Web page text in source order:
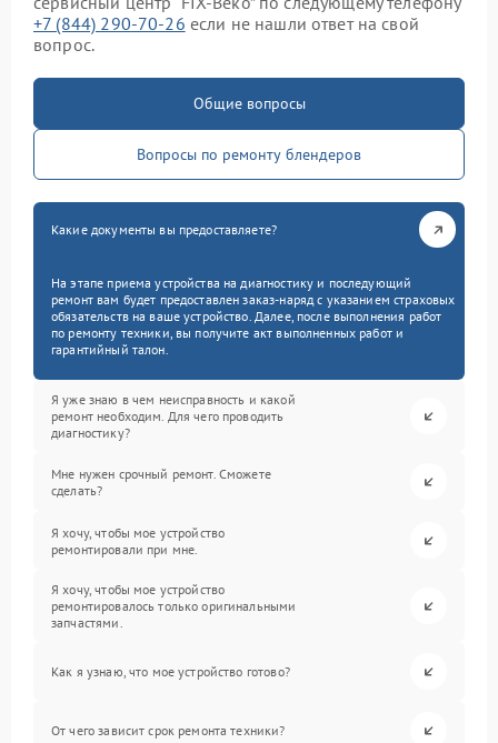
+7 (844) 290-70-26 если не нашли ответ на свой
вопрос.
Общие вопросы
Вопросы по ремонту блендеров
Какие документы вы предоставляете?
На этапе приема устройства на диагностику и последующий
ремонт вам будет предоставлен заказ-наряд с указанием страховых
обязательств на ваше устройство. Далее, после выполнения работ
по ремонту техники, вы получите акт выполненных работ и
гарантийный талон.
Я уже знаю в чем неисправность и какой
ремонт необходим. Для чего проводить
диагностику?
Мне нужен срочный ремонт. Сможете
сделать?
Я хочу, чтобы мое устройство
ремонтировали при мне.
Я хочу, чтобы мое устройство
ремонтировалось только оригинальными
запчастями.
Как я узнаю, что мое устройство готово?
От чего зависит срок ремонта техники?